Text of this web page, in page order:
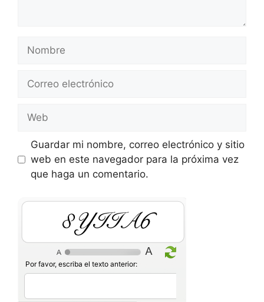
Nombre
Correo
Web
Guardar mi nombre, correo electrónico y sitio
web en este navegador para la próxima vez
que haga un comentario.
rnHHb8
Por favor, escriba el texto anterior: